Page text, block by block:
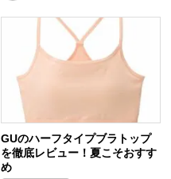
GUのハーフタイプブラトップ
を徹底レビュー！夏こそおすす
め